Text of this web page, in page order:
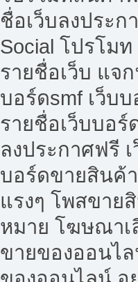
ชื่อเว็บลงประ
Social โปรโม
รายชื่อเว็บ แจ
บอร์ดsmf เว็บ
รายชื่อเว็บบอ
ลงประกาศฟรี
บอร์ดขายสินค้
แรงๆ โพสขาย
หมาย โฆษณาเ
ขายของออนไ